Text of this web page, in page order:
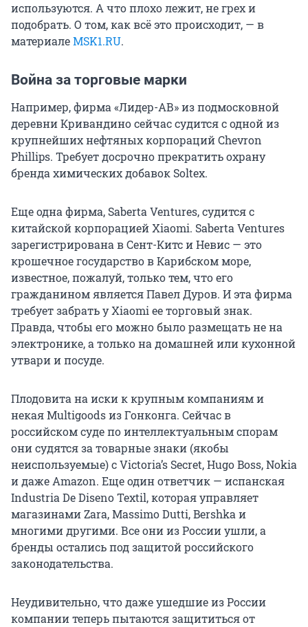
используются. А что плохо лежит, не грех и
подобрать. О том, как всё это происходит, — в
материалеMSK1.RU.
Война за торговые марки
Например, фирма «Лидер-АВ» из подмосковной
деревни Кривандино сейчас судится с одной из
крупнейших нефтяных корпораций Chevron
Phillips. Требует досрочно прекратить охрану
бренда химических добавок Soltex.
Еще одна фирма, Saberta Ventures, судится с
китайской корпорацией Xiaomi. Saberta Ventures
зарегистрирована в Сент-Китс и Невис — это
крошечное государство в Карибском море,
известное, пожалуй, только тем, что его
гражданином является Павел Дуров. И эта фирма
требует забрать у Xiaomi ее торговый знак.
Правда, чтобы его можно было размещать не на
электронике, а только на домашней или кухонной
утвари и посуде.
Плодовита на иски к крупным компаниям и
некая Multigoods из Гонконга. Сейчас в
российском суде по интеллектуальным спорам
они судятся за товарные знаки (якобы
неиспользуемые) с Victoria’s Secret, Hugo Boss, Nokia
и даже Amazon. Еще один ответчик — испанская
Industria De Diseno Textil, которая управляет
магазинами Zara, Massimo Dutti, Bershka и
многими другими. Все они из России ушли, а
бренды остались под защитой российского
законодательства.
Неудивительно, что даже ушедшие из России
компании теперь пытаются защититься от